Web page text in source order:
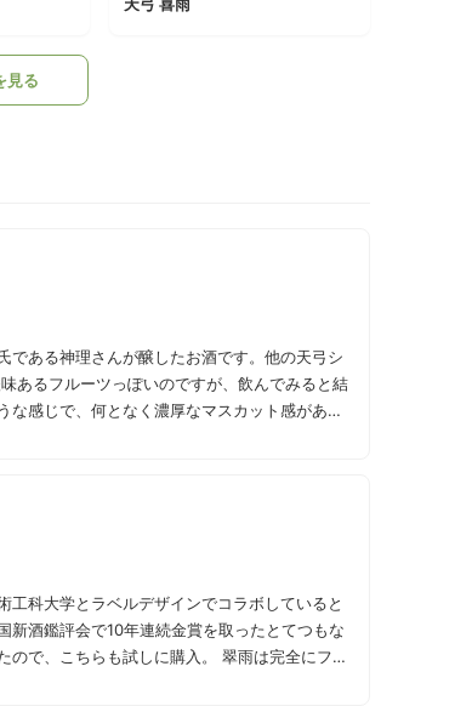
見る
である神理さんが醸したお酒です。他の天弓シ
感じで、何となく濃厚なマスカット感がある
科大学とラベルデザインでコラボしていると
新酒鑑評会で10年連続金賞を取ったとてつもな
も試しに購入。 翠雨は完全にフル